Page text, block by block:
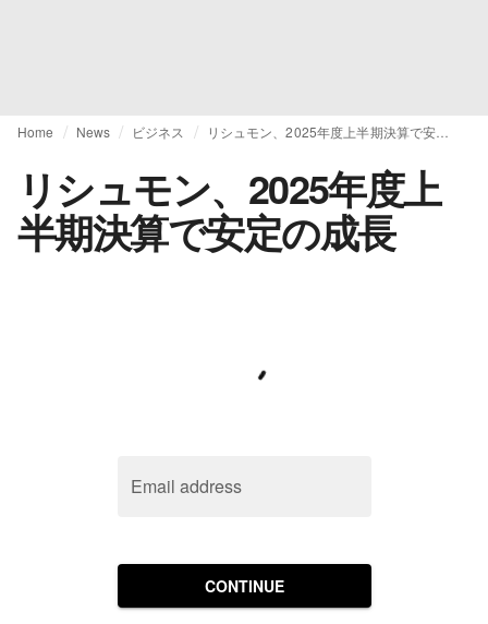
Home News ビジネス
リシュモン、2025年度上
半期決算で安定の成長
Email address
CONTINUE